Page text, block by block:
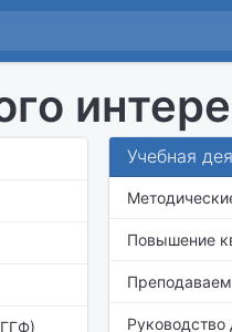
Учебная
Повышение